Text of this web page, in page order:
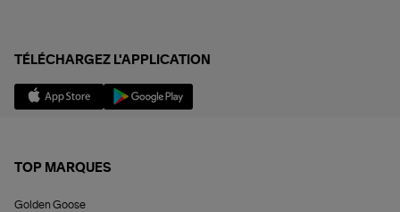
TÉLÉCHARGEZ L'APPLICATION
TOP MARQUES
Golden Goose